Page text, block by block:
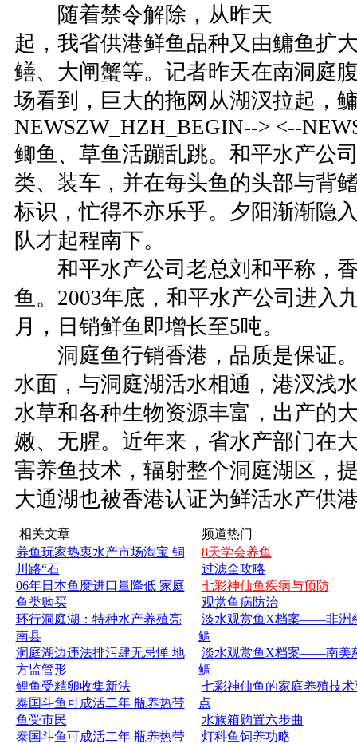
随着禁令解除，从昨天
起，我省供港鲜鱼品种又由鳙鱼扩
鳝、大闸蟹等。记者昨天在南洞
场看到，巨大的拖网从湖汊拉起，
NEWSZW_HZH_BEGIN--> <--
鲫鱼、草鱼活蹦乱跳。和平水产公
类、装车，并在每头鱼的头部与背
标识，忙得不亦乐乎。夕阳渐渐隐
队才起程南下。
和平水产公司老总刘和平称，香
鱼。2003年底，和平水产公司进入
月，日销鲜鱼即增长至5吨。
洞庭鱼行销香港，品质是保证。
水面，与洞庭湖活水相通，港汊浅
水草和各种生物资源丰富，出产的
嫩、无腥。近年来，省水产部门在
害养鱼技术，辐射整个洞庭湖区，
大通湖也被香港认证为鲜活水产供
相关文章
养鱼玩家热衷水产市场淘宝 铜
川路“石
06年日本鱼糜进口量降低 家庭
鱼类购买
环行洞庭湖：特种水产养殖亮
南县
洞庭湖边违法排污肆无忌惮 地
方监管形
鲤鱼受精卵收集新法
泰国斗鱼可成活二年 瓶养热带
鱼受市民
泰国斗鱼可成活二年 瓶养热带
频道热门
8天学会养鱼
过滤全攻略
七彩神仙鱼疾病与预防
观赏鱼病防治
淡水观赏鱼X档案——非洲
鲷
淡水观赏鱼X档案——南美
鲷
七彩神仙鱼的家庭养殖技术
点
水族箱购置六步曲
灯科鱼饲养功略